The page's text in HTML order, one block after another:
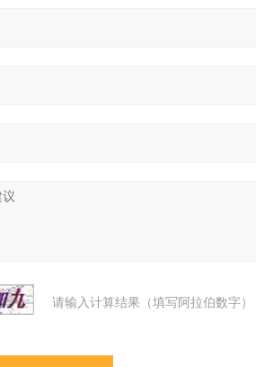
请输入计算结果（填写阿拉伯数字